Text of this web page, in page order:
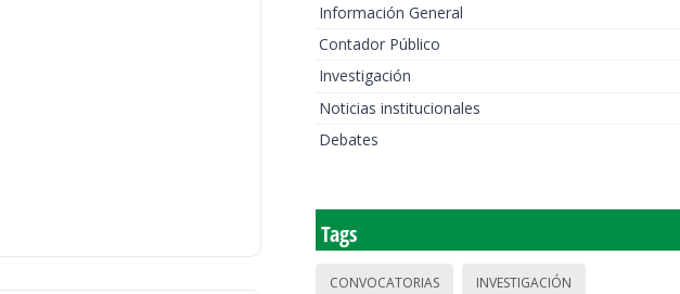
Información General
Contador Público
Investigación
Noticias institucionales
Debates
Tags
CONVOCATORIAS INVESTIGACIÓN